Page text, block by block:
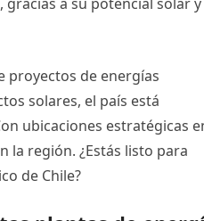
proyectos de energías
solares, el país está
ubicaciones estratégicas
la región. ¿Estás listo para
de Chile?